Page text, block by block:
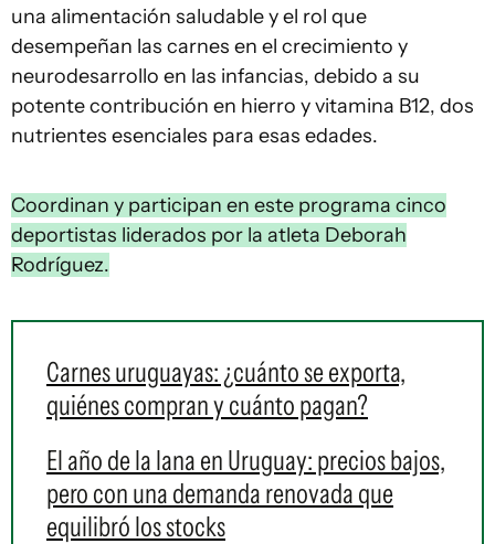
una alimentación saludable y el rol que
desempeñan las carnes en el crecimiento y
neurodesarrollo en las infancias, debido a su
potente contribución en hierro y vitamina B12, dos
nutrientes esenciales para esas edades.
Coordinan y participan en este programa cinco
deportistas liderados por la atleta Deborah
Rodríguez.
Carnes uruguayas: ¿cuánto se exporta,
quiénes compran y cuánto pagan?
El año de la lana en Uruguay: precios bajos,
pero con una demanda renovada que
equilibró los stocks